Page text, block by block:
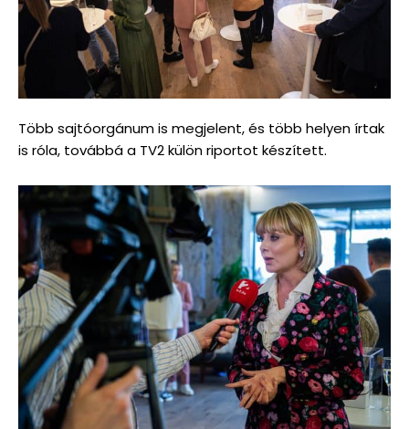
Több sajtóorgánum is megjelent, és több helyen írtak
is róla, továbbá a TV2 külön riportot készített.